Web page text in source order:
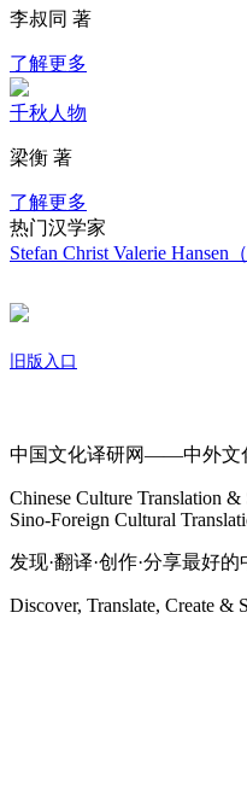
李叔同 著
了解更多
千秋人物
梁衡 著
了解更多
热门汉学家
Stefan Christ Valerie Hansen
旧版入口
中国文化译研网——中外文
Chinese Culture Translation
Sino-Foreign Cultural
发现·翻译·创作·分享最好
Discover, Translate, Create &